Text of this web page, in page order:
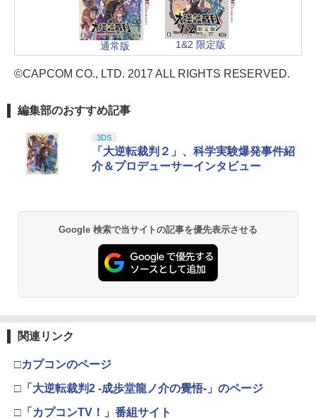
通常版 1&2 限定版
©CAPCOM CO., LTD. 2017 ALL RIGHTS RESERVED.
編集部のおすすめ記事
3DS
「大逆転裁判２」、科学実験爆発事件紹
介＆プロデューサーインタビュー
Google 検索で当サイトの記事を優先表示させる
関連リンク
□カプコンのページ
□「大逆転裁判2 -成歩堂龍ノ介の覺悟-」のページ
□「カプコンTV！」番組サイト